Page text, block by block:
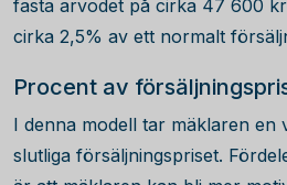
fasta arvodet på cirka 47 600
cirka 2,5% av ett normalt
Procent av
I denna modell tar mäklaren en
slutliga försäljningspriset.